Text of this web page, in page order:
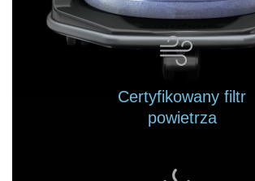
Certyfikowany filtr
powietrza